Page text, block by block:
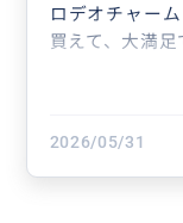
ロデオチャー
買えて、大満足
2026/05/31